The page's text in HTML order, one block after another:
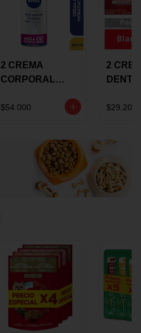
2 CREMA
CORPORAL
EXPRESS
OFERTA
$54.000
2
$29.200